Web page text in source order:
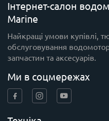
Інтернет-салон
Marine
Найкращі умови купівлі,
обслуговування
запчастин та аксесуарів.
Ми в соцмережах